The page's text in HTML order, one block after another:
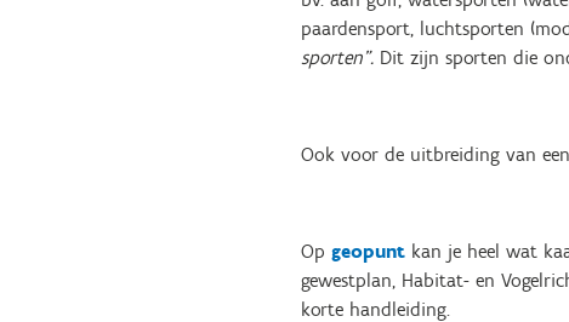
paardensport, luchtsporten
sporten”. Dit zijn sporten die
Ook voor de uitbreiding van
Op geopunt kan je heel wat
gewestplan, Habitat- en
korte handleiding.